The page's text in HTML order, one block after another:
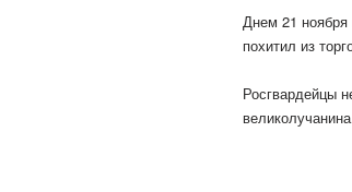
Днем 21
похитил из
Росгвардейцы